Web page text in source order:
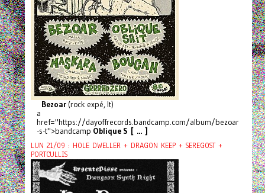
Bezoar(rock expé, It)
a
href="https://dayoffrecords.bandcamp.com/album/bezoar
-s-t">bandcamp Oblique S [ ... ]
LUN 21/09 : HOLE DWELLER + DRAGON KEEP + SEREGOST +
PORTCULLIS